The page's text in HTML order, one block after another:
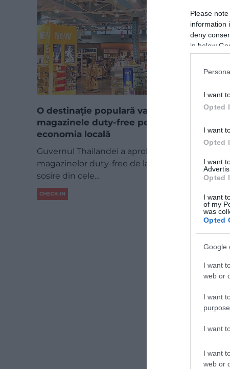
Please
information
deny
in below
I want
Opted
I want
Opted
I want
Opted
I want
of my
was
Opted
Google
I want
web or
I want
I want
I want
web or
O destinație populară va închide
magazinele duty-free pentru a dezvolta
economia locală
Guvernul Thailandei a aprobat închiderea
magazinelor duty-free de la terminalele de
sosire din cele…
CHECK-IN